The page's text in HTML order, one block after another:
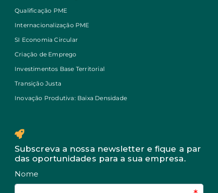
Qualificação PME
Internacionalização PME
SI Economia Circular
Criação de Emprego
Investimentos Base Territorial
Transição Justa
Inovação Produtiva: Baixa Densidade
Subscreva a nossa newsletter e fique a par
das oportunidades para a sua empresa.